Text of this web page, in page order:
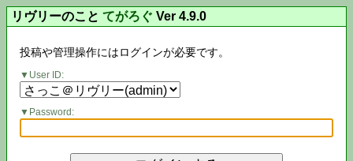
リヴリーのこと てがろぐ Ver 4.9.0
投稿や管理操作にはログインが必要です。
User ID:
Password: